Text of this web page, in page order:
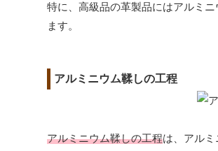
特に、高級品の革製品にはアルミ
ます。
アルミニウム鞣しの工程
アルミニウム鞣しの工程は、アル